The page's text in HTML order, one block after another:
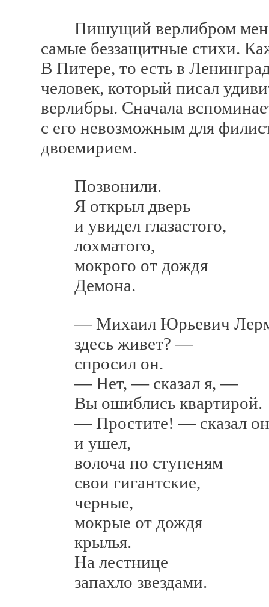
Пишущий верлибром
самые беззащитные стихи.
В Питере, то есть в
человек, который писал
верлибры. Сначала
с его невозможным для
двоемирием.
Позвонили.
Я открыл дверь
и увидел глазастого,
лохматого,
мокрого от дождя
Демона.
— Михаил Юрьевич
здесь живет? —
спросил он.
— Нет, — сказал я, —
Вы ошиблись квартирой.
— Простите! — сказал он
и ушел,
волоча по ступеням
свои гигантские,
черные,
мокрые от дождя
крылья.
На лестнице
запахло звездами.